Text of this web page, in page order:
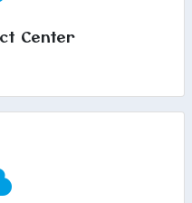
Center